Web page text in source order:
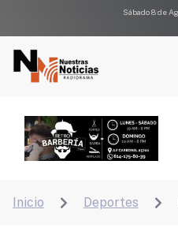
Sábado 8 de
Inicio  Deportes 